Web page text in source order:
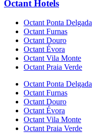
Octant Hotels
Octant Ponta Delgada
Octant Furnas
Octant Douro
Octant Évora
Octant Vila Monte
Octant Praia Verde
Octant Ponta Delgada
Octant Furnas
Octant Douro
Octant Évora
Octant Vila Monte
Octant Praia Verde